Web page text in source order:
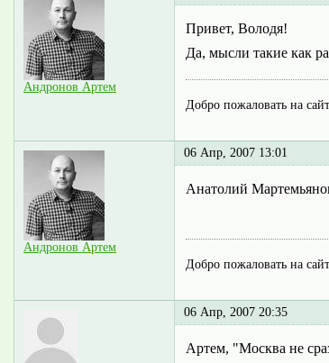
Андронов Артем
Привет, Володя!
Да, мысли такие как
Добро пожаловать на
Андронов Артем
06 Апр, 2007 13:01
Анатолий
Добро пожаловать на
06 Апр, 2007 20:35
Артем, "Москва не